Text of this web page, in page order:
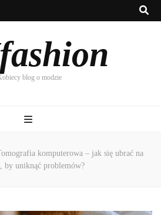
blog o modzie
komputerowa – jak się ubrać na
by uniknąć problemów?